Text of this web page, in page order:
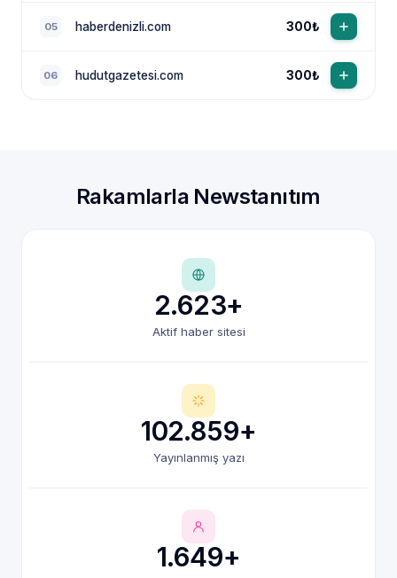
05 haberdenizli.com 300₺
06 hudutgazetesi.com 300₺
Rakamlarla Newstanıtım
2.623+
Aktif haber sitesi
102.859+
Yayınlanmış yazı
1.649+